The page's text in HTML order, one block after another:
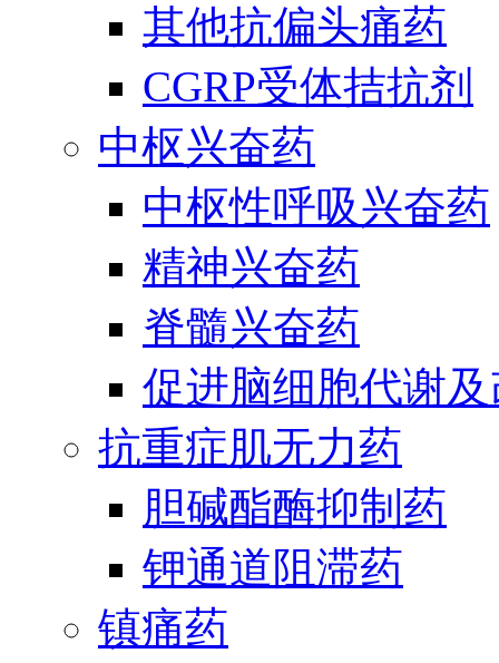
其他抗偏头痛药
CGRP受体拮抗剂
中枢兴奋药
中枢性呼吸兴奋药
精神兴奋药
脊髓兴奋药
促进脑细胞代谢
抗重症肌无力药
胆碱酯酶抑制药
钾通道阻滞药
镇痛药